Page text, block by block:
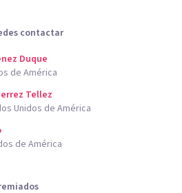
contactar
Duque
de América
Tellez
Unidos de América
de América